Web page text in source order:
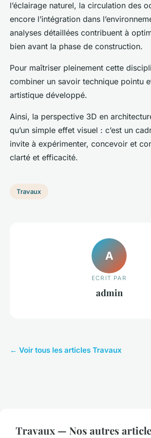
l’éclairage naturel, la circulation des
encore l’intégration dans
analyses détaillées contribuent à
bien avant la phase de construction.
Pour maîtriser pleinement cette
combiner un savoir technique pointu
artistique développé.
Ainsi, la perspective 3D en
qu’un simple effet visuel : c’est un
invite à expérimenter, concevoir et
clarté et efficacité.
Travaux
A
ECRIT PAR
admin
← Voir tous les articles Travaux
Travaux — Nos autres